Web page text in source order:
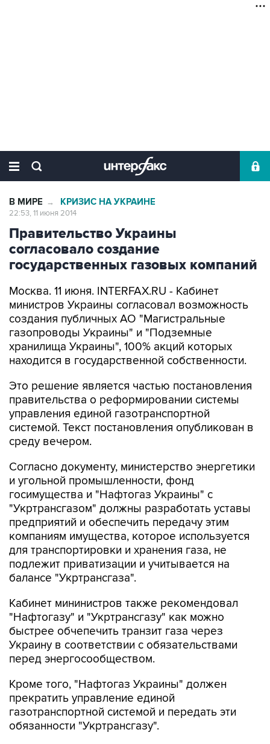
В МИРЕ → КРИЗИС НА УКРАИНЕ
22:53, 11 июня 2014
Правительство Украины
согласовало создание
государственных газовых компаний
Москва. 11 июня. INTERFAX.RU - Кабинет
министров Украины согласовал возможность
создания публичных АО "Магистральные
газопроводы Украины" и "Подземные
хранилища Украины", 100% акций которых
находится в государственной собственности.
Это решение является частью постановления
правительства о реформировании системы
управления единой газотранспортной
системой. Текст постановления опубликован в
среду вечером.
Согласно документу, министерство энергетики
и угольной промышленности, фонд
госимущества и "Нафтогаз Украины" с
"Укртрансгазом" должны разработать уставы
предприятий и обеспечить передачу этим
компаниям имущества, которое используется
для транспортировки и хранения газа, не
подлежит приватизации и учитывается на
балансе "Укртрансгаза".
Кабинет мининистров также рекомендовал
"Нафтогазу" и "Укртрансгазу" как можно
быстрее обчепечить транзит газа через
Украину в соответствии с обязательствами
перед энергосообществом.
Кроме того, "Нафтогаз Украины" должен
прекратить управление единой
газотранспортной системой и передать эти
обязанности "Укртрансгазу".